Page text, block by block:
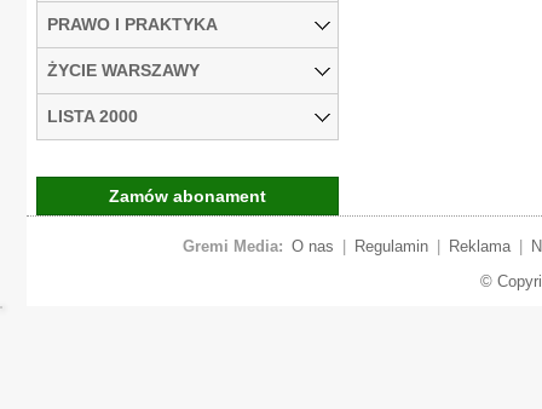
PRAWO I PRAKTYKA
ŻYCIE WARSZAWY
LISTA 2000
Zamów abonament
Gremi Media: O nas Regulamin Reklama
©